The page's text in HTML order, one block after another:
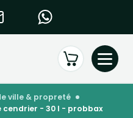
ville & propreté
cendrier - 30 l - probbax